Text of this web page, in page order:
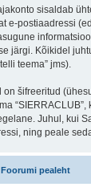
sisaldab
e-postiaadressi
järgi. Kõikidel
teema” jms).
on šifreeritud
Juhul, kui
ning peale
Foorumi pealeht